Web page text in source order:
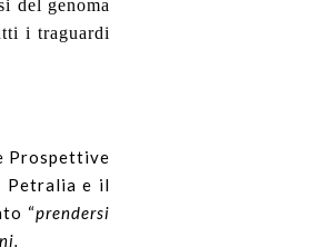
del genoma
i traguardi
Prospettive
Petralia e il
“prendersi